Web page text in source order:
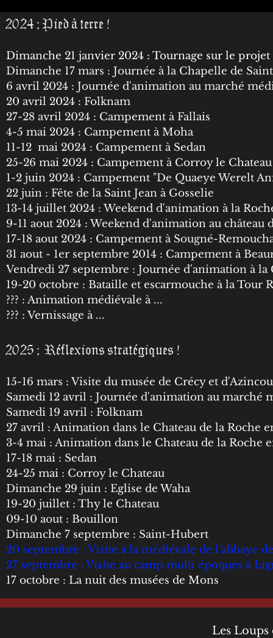
2024 ; Pied à terre !
Dimanche 21 janvier 2024 : Tournage sur le
Dimanche 17 mars : Journée à la Chapelle de
6 avril 2024 : Journée d'animation au marché
20 avril 2024 : Folknam
27-28 avril 2024 : Campement à Fallais
4-5 mai 2024 : Campement à Moha
11-12 mai 2024 : Campement à Sedan
25-26 mai 2024 : Campement à Corroy le Chateau
1-2 juin 2024 : Campement "De Quaeye Werelt
22 juin : Fête de la Saint Jean à Gosselie
13-14 juillet 2024 : Weekend d'animation à la
9-11 aout 2024 : Weekend d'animation au château
17-18 aout 2024 : Campement à Sougné-
31 aout - 1er septembre 2014 : Campement à
Vendredi 27 septembre : Journée d'animation à
19-20 octobre : Bataille et escarmouche à la Tour
??? : Animation médiévale à ...
??? : Vernissage à ...
2025 ; Réflexions stratégiques !
15-16 mars : Visite du musée de Crécy et
Samedi 12 avril : Journée d'animation au marché
Samedi 19 avril : Folknam
27 avril : Animation dans le Chateau de la Roche
3-4 mai : Animation dans le Chateau de la Roche
17-18 mai : Sedan
24-25 mai : Corroy le Chateau
Dimanche 29 juin : Eglise de Waha
19-20 juillet : Thy le Chateau
09-10 aout : Bouillon
Dimanche 7 septembre : Saint-Hubert
20 septembre : Visite à la médiévale de l'abbaye
​27 septembre : Visite au camp multi époques à
17 octobre : La nuit des musées de Mons
Les